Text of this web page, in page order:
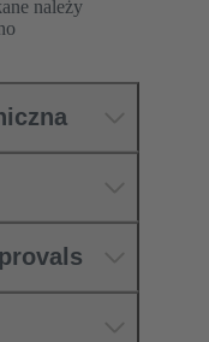
należy